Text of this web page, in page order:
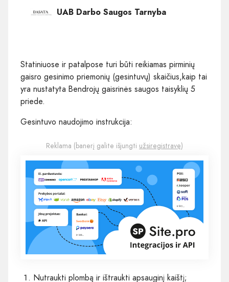
UAB Darbo Saugos Tarnyba
Statiniuose ir patalpose turi būti reikiamas pirminių
gaisro gesinimo priemonių (gesintuvų) skaičius,kaip tai
yra nustatyta Bendrojų gaisrinės saugos taisyklių 5
priede.
Gesintuvo naudojimo instrukcija:
Reklama (banerį galite išjungti užsiregistravę)
Nutraukti plombą ir ištraukti apsauginį kaištį;